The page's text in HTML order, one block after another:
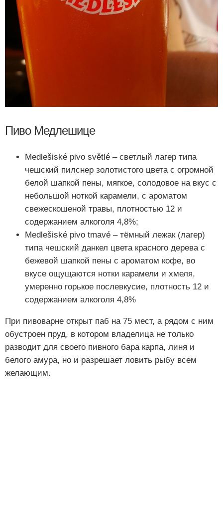
Пиво Медлешице
Medlešiské pivo světlé – светлый лагер типа
чешский пилснер золотистого цвета с огромной
белой шапкой пены, мягкое, солодовое на вкус с
небольшой ноткой карамели, с ароматом
свежескошеной травы, плотностью 12 и
содержанием алкоголя 4,8%;
Medlešiské pivo tmavé – тёмный лежак (лагер)
типа чешский данкел цвета красного дерева с
бежевой шапкой пены с ароматом кофе, во
вкусе ощущаются нотки карамели и хмеля,
умеренно горькое послевкусие, плотность 12 и
содержанием алкоголя 4,8%
При пивоварне открыт паб на 75 мест, а рядом с ним
обустроен пруд, в котором владелица не только
разводит для своего пивного бара карпа, линя и
белого амура, но и разрешает ловить рыбу всем
желающим.